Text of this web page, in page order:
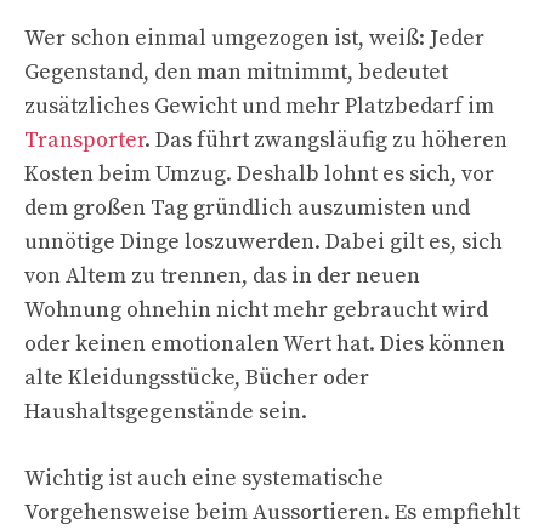
Wer schon einmal umgezogen ist, weiß: Jeder
Gegenstand, den man mitnimmt, bedeutet
zusätzliches Gewicht und mehr Platzbedarf im
Transporter. Das führt zwangsläufig zu höheren
Kosten beim Umzug. Deshalb lohnt es sich, vor
dem großen Tag gründlich auszumisten und
unnötige Dinge loszuwerden. Dabei gilt es, sich
von Altem zu trennen, das in der neuen
Wohnung ohnehin nicht mehr gebraucht wird
oder keinen emotionalen Wert hat. Dies können
alte Kleidungsstücke, Bücher oder
Haushaltsgegenstände sein.
Wichtig ist auch eine systematische
Vorgehensweise beim Aussortieren. Es empfiehlt